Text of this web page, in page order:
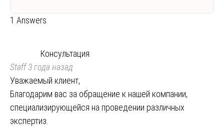
1 Answers
Консультация
Staff3 года назад
Уважаемый клиент,
Благодарим вас за обращение к нашей компании,
специализирующейся на проведении различных
экспертиз.